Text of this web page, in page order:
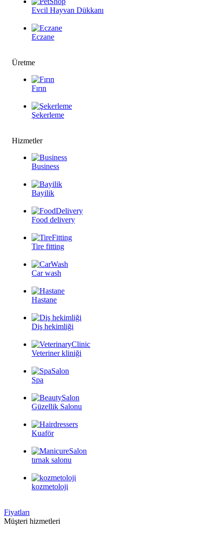
Evcil Hayvan Dükkanı
Eczane
Üretme
Fırın
Şekerleme
Hizmetler
Business
Bayilik
Food delivery
Tire fitting
Car wash
Hastane
Diş hekimliği
Veteriner kliniği
Spa
Güzellik Salonu
Kuaför
tırnak salonu
kozmetoloji
Fiyatları
Müşteri hizmetleri